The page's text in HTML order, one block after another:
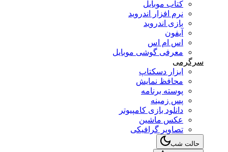
کتاب موبایل
نرم افزار اندروید
بازی اندروید
آیفون
اس ام اس
معرفی گوشی موبایل
سرگرمی
ابزار دسکتاپ
محافظ نمایش
پوسته برنامه
پس زمینه
دانلود بازی کامپیوتر
عکس ماشین
تصاویر گرافیکی
حالت شب